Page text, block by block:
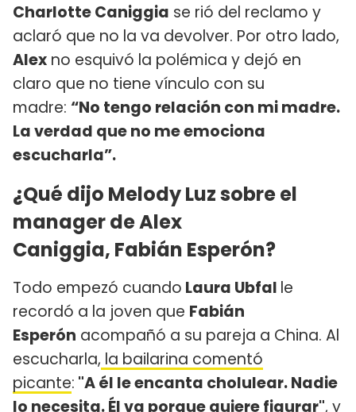
Charlotte Caniggia se rió del reclamo y
aclaró que no la va devolver. Por otro lado,
Alex no esquivó la polémica y dejó en
claro que no tiene vínculo con su
madre: “No tengo relación con mi madre.
La verdad que no me emociona
escucharla”.
¿Qué dijo Melody Luz sobre el
manager de Alex
Caniggia, Fabián Esperón?
Todo empezó cuando Laura Ubfal le
recordó a la joven que Fabián
Esperón acompañó a su pareja a China. Al
escucharla, la bailarina comentó
picante: "A él le encanta cholulear. Nadie
lo necesita. Él va porque quiere figurar", y